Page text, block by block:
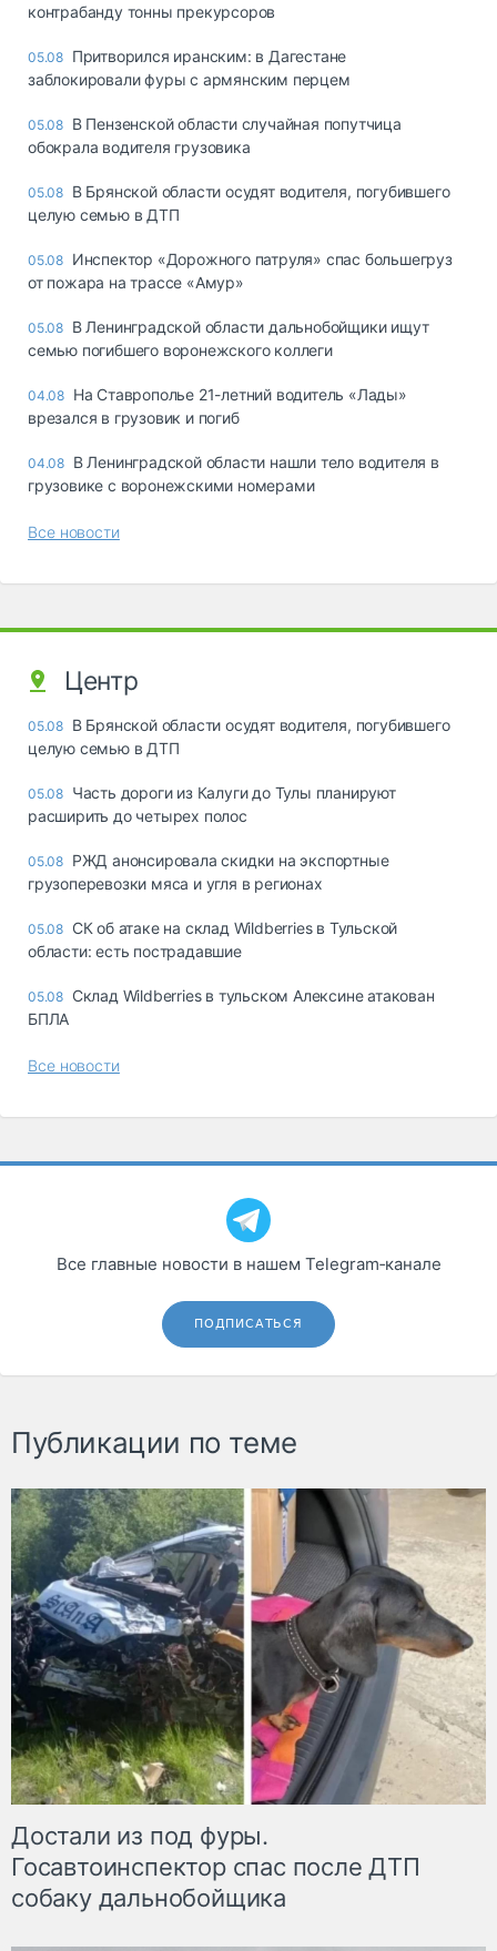
контрабанду тонны прекурсоров
05.08 Притворился иранским: в Дагестане
заблокировали фуры с армянским перцем
05.08 В Пензенской области случайная попутчица
обокрала водителя грузовика
05.08 В Брянской области осудят водителя, погубившего
целую семью в ДТП
05.08 Инспектор «Дорожного патруля» спас большегруз
от пожара на трассе «Амур»
05.08 В Ленинградской области дальнобойщики ищут
семью погибшего воронежского коллеги
04.08 На Ставрополье 21-летний водитель «Лады»
врезался в грузовик и погиб
04.08 В Ленинградской области нашли тело водителя в
грузовике с воронежскими номерами
Все новости
Центр
05.08 В Брянской области осудят водителя, погубившего
целую семью в ДТП
05.08 Часть дороги из Калуги до Тулы планируют
расширить до четырех полос
05.08 РЖД анонсировала скидки на экспортные
грузоперевозки мяса и угля в регионах
05.08 СК об атаке на склад Wildberries в Тульской
области: есть пострадавшие
05.08 Склад Wildberries в тульском Алексине атакован
БПЛА
Все новости
Все главные новости в нашем Telegram‑канале
ПОДПИСАТЬСЯ
Публикации по теме
Достали из под фуры.
Госавтоинспектор спас после ДТП
собаку дальнобойщика